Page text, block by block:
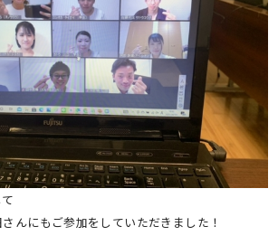
んにもご参加をしていただきました！